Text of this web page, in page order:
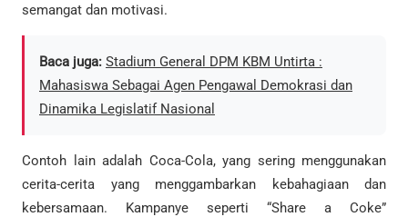
semangat dan motivasi.
Baca juga: Stadium General DPM KBM Untirta :
Mahasiswa Sebagai Agen Pengawal Demokrasi dan
Dinamika Legislatif Nasional
Contoh lain adalah Coca-Cola, yang sering menggunakan
cerita-cerita yang menggambarkan kebahagiaan dan
kebersamaan. Kampanye seperti “Share a Coke”